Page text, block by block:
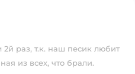
раз, т.к. наш песик любит
из всех, что брали.